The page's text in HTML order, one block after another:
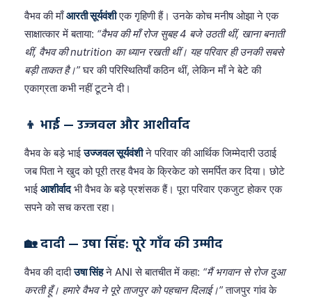
वैभव की माँआरती सूर्यवंशीएक गृहिणी हैं। उनके कोच मनीष ओझा ने एक
साक्षात्कार में बताया: “वैभव की माँ रोज सुबह 4 बजे उठती थीं, खाना बनाती
थीं, वैभव की nutrition का ध्यान रखती थीं। यह परिवार ही उनकी सबसे
बड़ी ताकत है।”घर की परिस्थितियाँ कठिन थीं, लेकिन माँ ने बेटे की
एकाग्रता कभी नहीं टूटने दी।
👦 भाई — उज्जवल और आशीर्वाद
वैभव के बड़े भाईउज्जवल सूर्यवंशीने परिवार की आर्थिक जिम्मेदारी उठाई
जब पिता ने खुद को पूरी तरह वैभव के क्रिकेट को समर्पित कर दिया। छोटे
भाई आशीर्वादभी वैभव के बड़े प्रशंसक हैं। पूरा परिवार एकजुट होकर एक
सपने को सच करता रहा।
🏡 दादी — उषा सिंह: पूरे गाँव की उम्मीद
वैभव की दादीउषा सिंहने ANI से बातचीत में कहा: “मैं भगवान से रोज दुआ
करती हूँ। हमारे वैभव ने पूरे ताजपुर को पहचान दिलाई।”ताजपुर गांव के